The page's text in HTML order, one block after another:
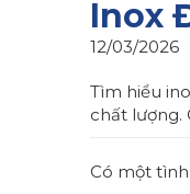
Inox
12/03/2026
Tìm hiểu
chất lượng.
Có một